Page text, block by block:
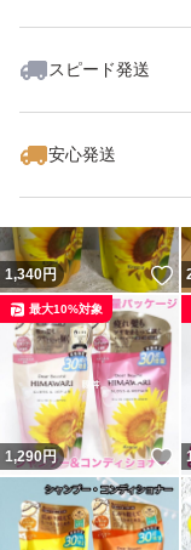
スピード発送
安心発送
1,340円
1,290円
最大10%対象